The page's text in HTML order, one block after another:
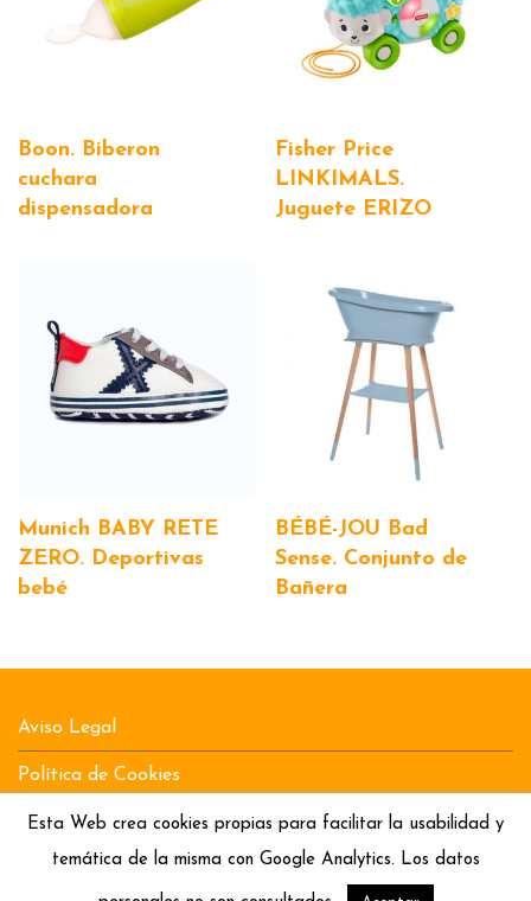
Boon. Biberon
cuchara
dispensadora
Fisher Price
LINKIMALS.
Juguete ERIZO
Munich BABY RETE
ZERO. Deportivas
bebé
BÉBÉ-JOU Bad
Sense. Conjunto de
Bañera
Aviso Legal
Política de Cookies
Política de Privacidad
Bebitos byby Lo Conte
Esta Web crea cookies propias para facilitar la usabilidad y
temática de la misma con Google Analytics. Los datos